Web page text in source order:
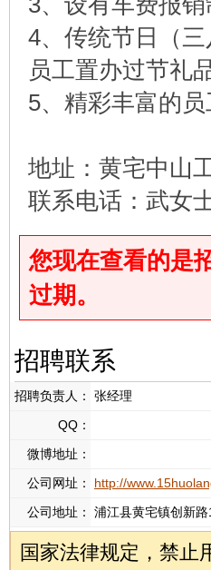
4、传统节日（
员工置办过节礼
5、精彩丰富的
地址：黄宅中山
联系电话：武女
您现在查看的是
过期。
招聘联系
招聘负责人： 张经理
QQ：
微博地址：
公司网址：
http://
公司地址：
浦江县黄宅镇创新
国家法律规定，禁止